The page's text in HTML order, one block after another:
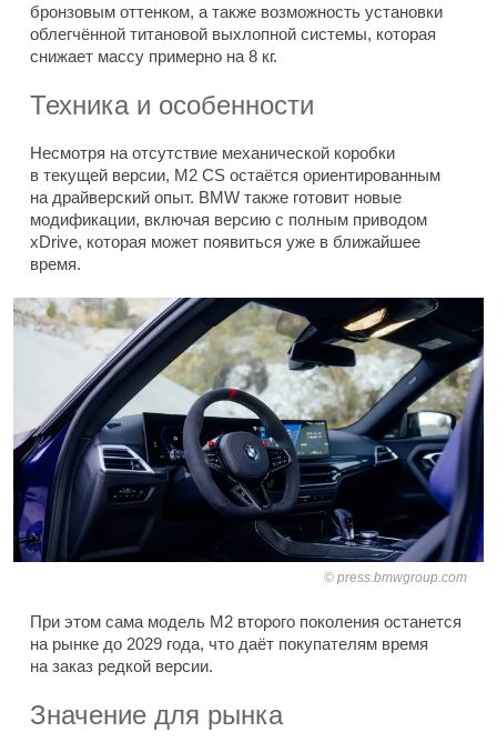
бронзовым оттенком, а также возможность установки
облегчённой титановой выхлопной системы, которая
снижает массу примерно на 8 кг.
Техника и особенности
Несмотря на отсутствие механической коробки
в текущей версии, M2 CS остаётся ориентированным
на драйверский опыт. BMW также готовит новые
модификации, включая версию с полным приводом
xDrive, которая может появиться уже в ближайшее
время.
press.bmwgroup.com
При этом сама модель M2 второго поколения останется
на рынке до 2029 года, что даёт покупателям время
на заказ редкой версии.
Значение для рынка